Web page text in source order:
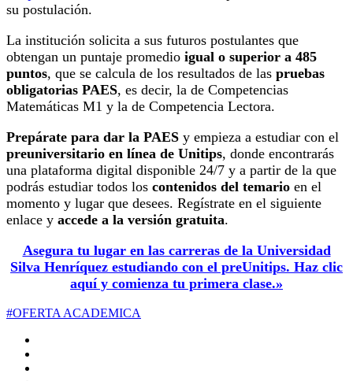
su postulación.
La institución solicita a sus futuros postulantes que
obtengan un puntaje promedio igual o superior a 485
puntos, que se calcula de los resultados de las pruebas
obligatorias PAES, es decir, la de Competencias
Matemáticas M1 y la de Competencia Lectora.
Prepárate para dar la PAES y empieza a estudiar con el
preuniversitario en línea de Unitips, donde encontrarás
una plataforma digital disponible 24/7 y a partir de la que
podrás estudiar todos los contenidos del temario en el
momento y lugar que desees. Regístrate en el siguiente
enlace y accede a la versión gratuita.
Asegura tu lugar en las carreras de la Universidad
Silva Henríquez estudiando con el preUnitips. Haz clic
aquí y comienza tu primera clase.»
#OFERTA ACADEMICA